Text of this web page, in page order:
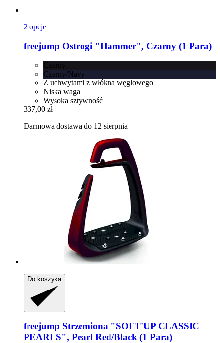
2 opcje
freejump Ostrogi "Hammer", Czarny (1 Para)
Czarny
Czarny/Navy
Z uchwytami z włókna węglowego
Niska waga
Wysoka sztywność
337,00 zł
Darmowa dostawa do 12 sierpnia
Do koszyka
freejump Strzemiona "SOFT'UP CLASSIC
PEARLS", Pearl Red/Black (1 Para)